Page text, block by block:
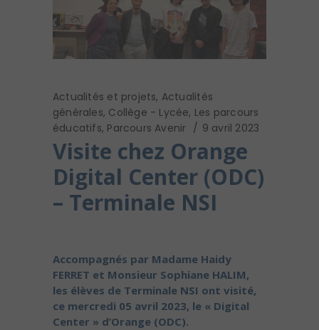
Actualités et projets, Actualités
générales, Collège - Lycée, Les parcours
éducatifs, Parcours Avenir 9 avril 2023
Visite chez Orange
Digital Center (ODC)
– Terminale NSI
Accompagnés par Madame Haidy
FERRET et Monsieur Sophiane HALIM,
les élèves de Terminale NSI ont visité,
ce mercredi 05 avril 2023, le « Digital
Center » d’Orange (ODC).